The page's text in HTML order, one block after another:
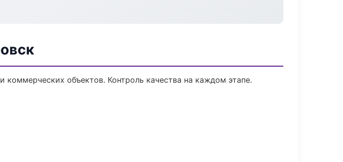
коммерческих объектов. Контроль качества на каждом этапе.